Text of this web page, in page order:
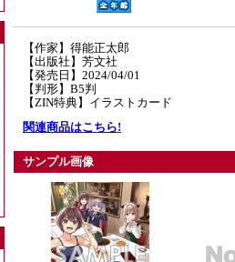
【作家】得能正太郎
【出版社】芳文社
【発売日】2024/04/01
【判形】B5判
【ZIN特典】イラストカード
関連商品はこちら!
サンプル画像